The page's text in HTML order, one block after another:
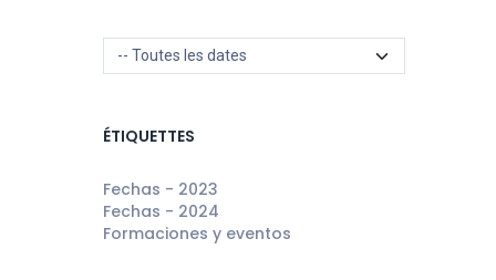
ÉTIQUETTES
Fechas - 2023
Fechas - 2024
Formaciones y eventos